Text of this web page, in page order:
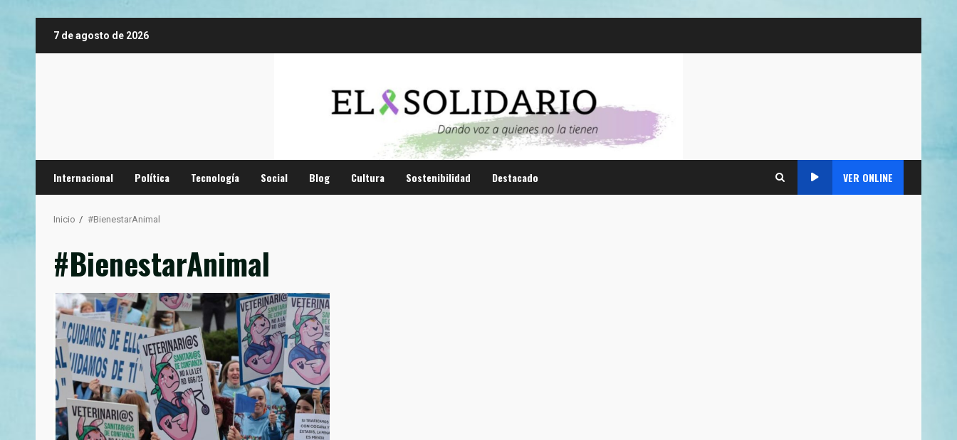
7 de agosto de 2026
Internacional Política Tecnología Social Blog Cultura Sostenibilidad Destacado VER ONLINE
Inicio #BienestarAnimal
#BienestarAnimal